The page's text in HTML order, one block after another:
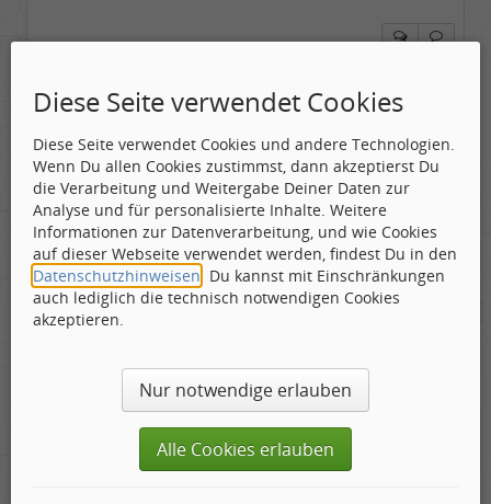
Guestuser
Gepostet: 04.10.2006 - 22:04 Uhr ·#2
Als ich den Anfang deiner Rezi las, dachte ich das
klingt nach Harrisons Electronic Music oder
Beaubourg. Und am Ende....voila....
Beaubourg vor allem höre ich richtig gerne.
Jerry
Konstrukteur & Frikadellenbändiger
Diese Seite verwendet Cookies
Diese Seite verwendet Cookies und andere Technologien.
Wenn Du allen Cookies zustimmst, dann akzeptierst Du
die Verarbeitung und Weitergabe Deiner Daten zur
Analyse und für personalisierte Inhalte. Weitere
Informationen zur Datenverarbeitung, und wie Cookies
auf dieser Webseite verwendet werden, findest Du in den
Datenschutzhinweisen . Du kannst mit Einschränkungen
auch lediglich die technisch notwendigen Cookies
akzeptieren.
Nur notwendige erlauben
Alle Cookies erlauben